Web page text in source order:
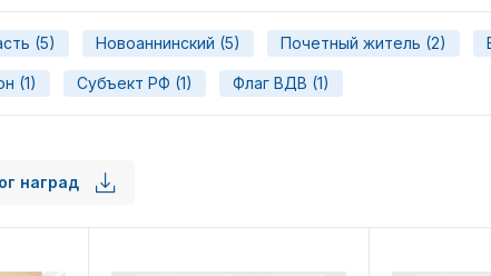
(5) Новоаннинский (5) Почетный житель (2)
(1) Субъект РФ (1) Флаг ВДВ (1)
наград